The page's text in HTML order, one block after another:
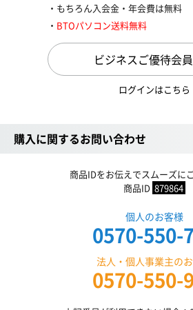
もちろん入会金・年会費は無料
BTOパソコン送料無料
ビジネスご優待会
ログインはこちら
購入に関するお問い合わせ
商品IDをお伝えでスムーズに
商品ID 879864
個人のお客様
0570-550-
法人・個人事業主の
0570-550-